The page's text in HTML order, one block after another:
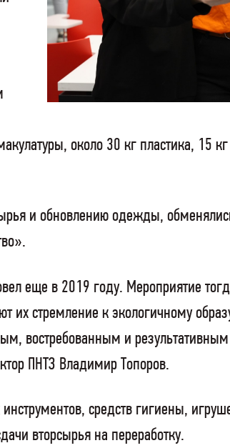
около 30 кг пластика, 15
и обновлению одежды,
еще в 2019 году. Мероприятие
их стремление к экологичному
востребованным и
ПНТЗ Владимир Топоров.
средств гигиены,
вторсырья на переработку.